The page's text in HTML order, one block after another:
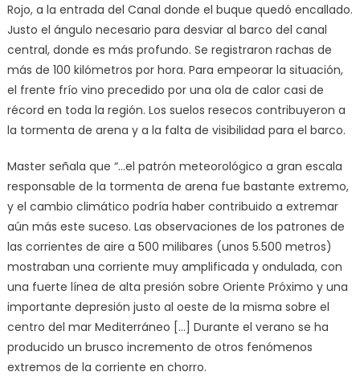
Rojo, a la entrada del Canal donde el buque quedó encallado.
Justo el ángulo necesario para desviar al barco del canal
central, donde es más profundo. Se registraron rachas de
más de 100 kilómetros por hora. Para empeorar la situación,
el frente frío vino precedido por una ola de calor casi de
récord en toda la región. Los suelos resecos contribuyeron a
la tormenta de arena y a la falta de visibilidad para el barco.
Master señala que “…el patrón meteorológico a gran escala
responsable de la tormenta de arena fue bastante extremo,
y el cambio climático podría haber contribuido a extremar
aún más este suceso. Las observaciones de los patrones de
las corrientes de aire a 500 milibares (unos 5.500 metros)
mostraban una corriente muy amplificada y ondulada, con
una fuerte línea de alta presión sobre Oriente Próximo y una
importante depresión justo al oeste de la misma sobre el
centro del mar Mediterráneo […] Durante el verano se ha
producido un brusco incremento de otros fenómenos
extremos de la corriente en chorro.